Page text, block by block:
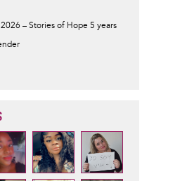
– Stories of Hope 5 years